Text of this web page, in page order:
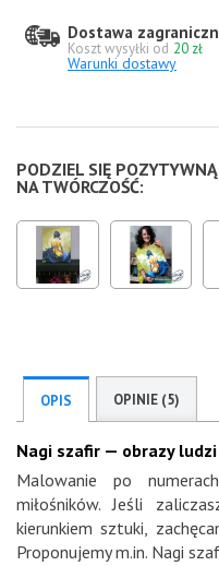
Dostawa
Koszt wysyłki od 20 zł
Warunki dostawy
PODZIEL SIĘ
NA TWÓRCZOŚĆ:
OPIS OPINIE (5)
Nagi szafir — obrazy ludzi
Malowanie po
miłośników. Jeśli
kierunkiem sztuki,
Proponujemy m.in. Nagi